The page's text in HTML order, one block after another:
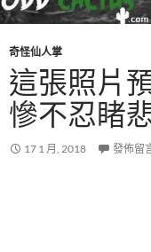
奇怪仙人掌
這張照片
慘不忍睹
17 1 月, 2018 發佈留